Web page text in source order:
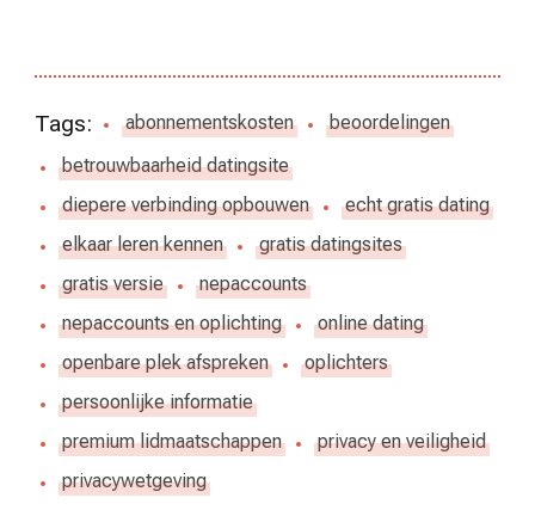
Tags: abonnementskosten
beoordelingen
betrouwbaarheid datingsite
diepere verbinding opbouwen
echt gratis dating
elkaar leren kennen
gratis datingsites
gratis versie
nepaccounts
nepaccounts en oplichting
online dating
openbare plek afspreken
oplichters
persoonlijke informatie
premium lidmaatschappen
privacy en veiligheid
privacywetgeving